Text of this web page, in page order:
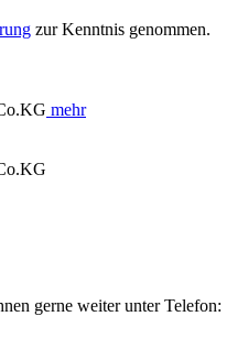
zur Kenntnis genommen.
mehr
gerne weiter unter Telefon: